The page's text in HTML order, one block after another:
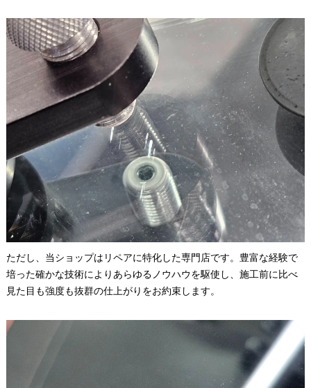
ただし、当ショップはリペアに特化した専門店です。豊富な経験で
培った確かな技術によりあらゆるノウハウを駆使し、施工前に比べ
見た目も強度も抜群の仕上がりをお約束します。